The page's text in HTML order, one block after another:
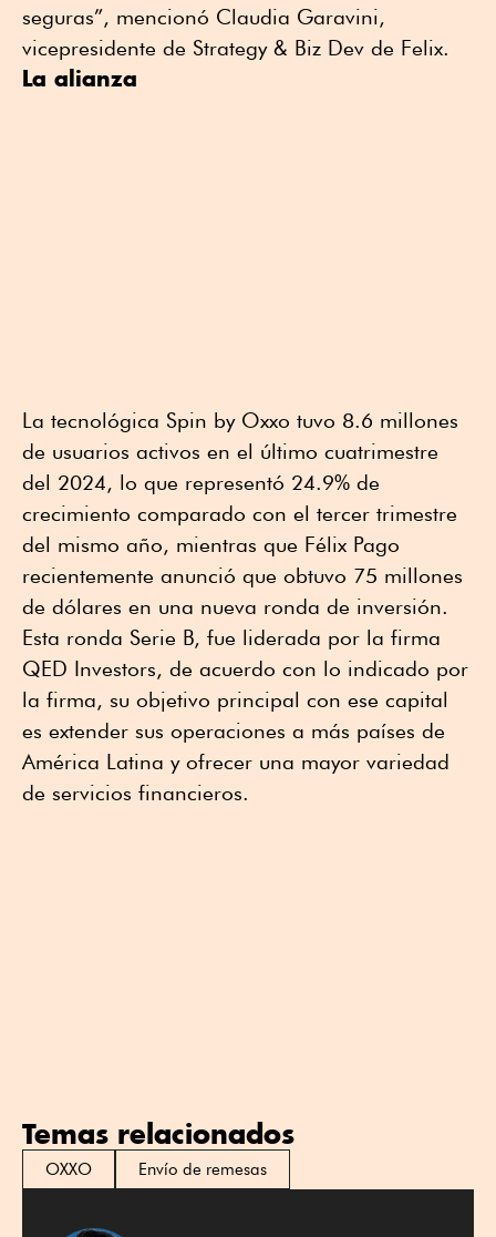
seguras”, mencionó Claudia Garavini,
vicepresidente de Strategy & Biz Dev de Felix.
La alianza
La tecnológica Spin by Oxxo tuvo 8.6 millones
de usuarios activos en el último cuatrimestre
del 2024, lo que representó 24.9% de
crecimiento comparado con el tercer trimestre
del mismo año, mientras que Félix Pago
recientemente anunció que obtuvo 75 millones
de dólares en una nueva ronda de inversión.
Esta ronda Serie B, fue liderada por la firma
QED Investors, de acuerdo con lo indicado por
la firma, su objetivo principal con ese capital
es extender sus operaciones a más países de
América Latina y ofrecer una mayor variedad
de servicios financieros.
Temas relacionados
OXXO Envío de remesas